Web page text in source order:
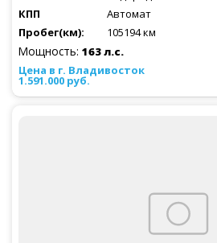
Автомат
105194 км
Мощность: 163 л.с.
1.591.000 руб.